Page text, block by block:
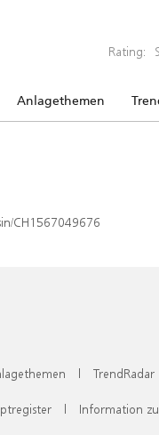
Rating:
Anlagethemen
CH1567049676
| TrendRadar
| Information zu